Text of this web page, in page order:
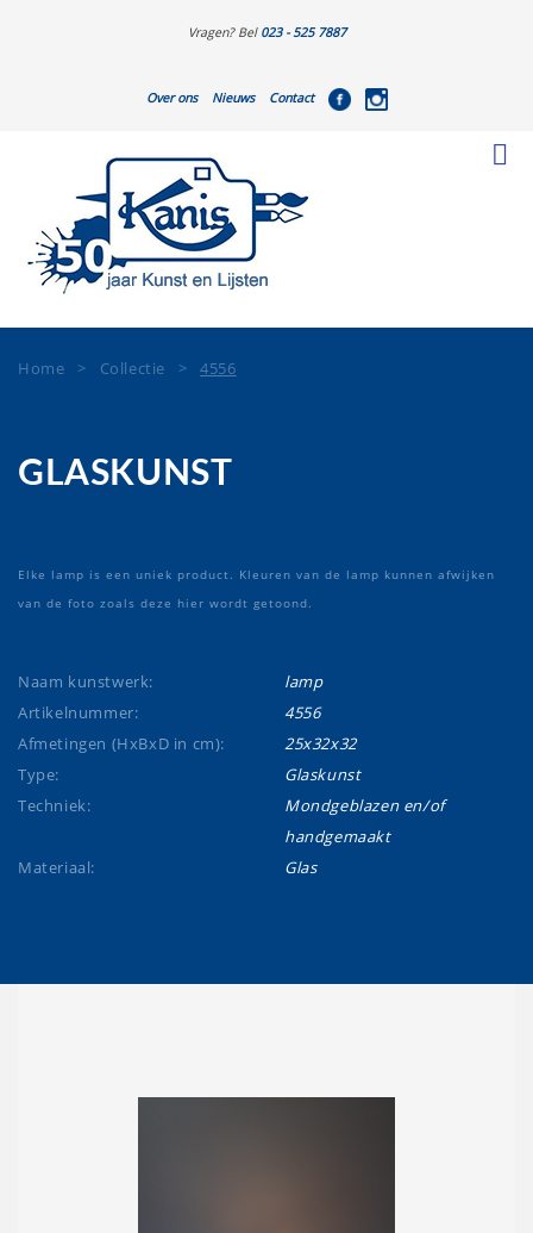
Vragen? Bel 023 - 525 7887
Over ons Nieuws Contact
Home > Collectie >4556
GLASKUNST
Elke lamp is een uniek product. Kleuren van de lamp kunnen afwijken
van de foto zoals deze hier wordt getoond.
Naam kunstwerk:
lamp
Artikelnummer:
4556
Afmetingen (HxBxD in cm):
25x32x32
Type:
Glaskunst
Techniek:
Mondgeblazen en/of
handgemaakt
Materiaal:
Glas